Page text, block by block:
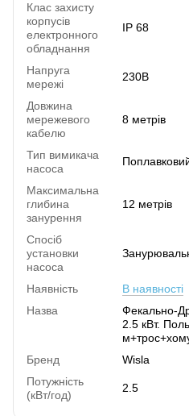
Клас захисту
корпусів
електронного
обладнання
IP 68
Напруга
мережі
230В
Довжина
мережевого
кабелю
8 метрів
Тип вимикача
насоса
Максимальна
глибина
занурення
12 метрів
Спосіб
установки
насоса
Наявність
В наявності
Назва
Фекально-
2.5 кВт.
Бренд
Wisla
Потужність
(кВт/год)
2.5